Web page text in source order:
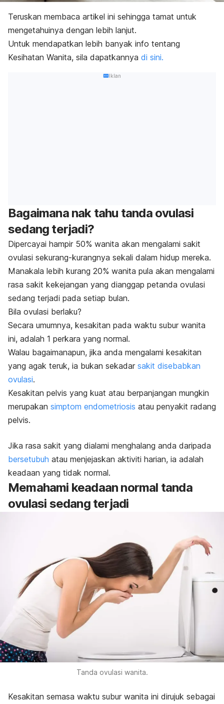
Teruskan membaca artikel ini sehingga tamat untuk
mengetahuinya dengan lebih lanjut.
Untuk mendapatkan lebih banyak info tentang
Kesihatan Wanita, sila dapatkannya di sini.
Iklan
Bagaimana nak tahu tanda ovulasi
sedang terjadi?
Dipercayai hampir 50% wanita akan mengalami sakit
ovulasi sekurang-kurangnya sekali dalam hidup mereka.
Manakala lebih kurang 20% wanita pula akan mengalami
rasa sakit kekejangan yang dianggap petanda ovulasi
sedang terjadi pada setiap bulan.
Bila ovulasi berlaku?
Secara umumnya, kesakitan pada waktu subur wanita
ini, adalah 1 perkara yang normal.
Walau bagaimanapun, jika anda mengalami kesakitan
yang agak teruk, ia bukan sekadar sakit disebabkan
ovulasi.
Kesakitan pelvis yang kuat atau berpanjangan mungkin
merupakan simptom endometriosis atau penyakit radang
pelvis.
Jika rasa sakit yang dialami menghalang anda daripada
bersetubuh atau menjejaskan aktiviti harian, ia adalah
keadaan yang tidak normal.
Memahami keadaan normal tanda
ovulasi sedang terjadi
Tanda ovulasi wanita.
Kesakitan semasa waktu subur wanita ini dirujuk sebagai